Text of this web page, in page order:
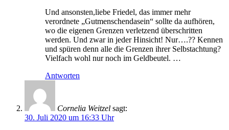
Und ansonsten,liebe Friedel, das immer mehr
verordnete „Gutmenschendasein“ sollte da aufhören,
wo die eigenen Grenzen verletzend überschritten
werden. Und zwar in jeder Hinsicht! Nur….?? Kennen
und spüren denn alle die Grenzen ihrer Selbstachtung?
Vielfach wohl nur noch im Geldbeutel. …
Antworten
Cornelia Weitzel sagt:
30. Juli 2020 um 16:33 Uhr